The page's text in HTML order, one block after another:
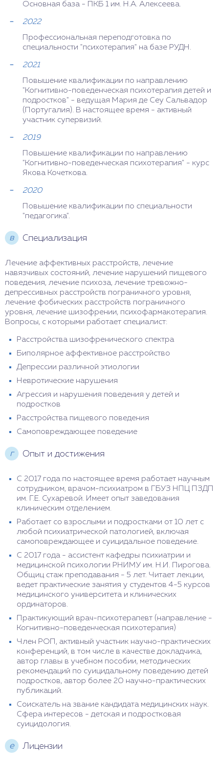
Основная база - ПКБ 1 им. Н.А. Алексеева.
2022
Профессиональная переподготовка по
специальности "психотерапия" на базе РУДН.
2021
Повышение квалификации по направлению
"Когнитивно-поведенческая психотерапия детей и
подростков" - ведущая Мария де Сеу Сальвадор
(Португалия). В настоящее время - активный
участник супервизий.
2019
Повышение квалификации по направлению
"Когнитивно-поведенческая психотерапия" - курс
Якова Кочеткова.
2020
Повышение квалификации по специальности
"педагогика".
в Специализация
Лечение аффективных расстройств, лечение
навязчивых состояний, лечение нарушений пищевого
поведения, лечение психоза, лечение тревожно-
депрессивных расстройств пограничного уровня,
лечение фобических расстройств пограничного
уровня, лечение шизофрении, психофармакотерапия.
Вопросы, с которыми работает специалист:
Расстройства шизофренического спектра
Биполярное аффективное расстройство
Депрессии различной этиологии
Невротические нарушения
Агрессия и нарушения поведения у детей и
подростков
Расстройства пищевого поведения
Самоповреждающее поведение
г Опыт и достижения
С 2017 года по настоящее время работает научным
сотрудником, врачом-психиатром в ГБУЗ НПЦ ПЗДП
им. Г.Е. Сухаревой. Имеет опыт заведования
клиническим отделением.
Работает со взрослыми и подростками от 10 лет с
любой психиатрической патологией, включая
самоповреждающее и суицидальное поведение.
С 2017 года - ассистент кафедры психиатрии и
медицинской психологии РНИМУ им. Н.И. Пирогова.
Общиц стаж преподавания - 5 лет. Читает лекции,
ведет практические занятия у студентов 4-5 курсов
медицинского университета и клинических
ординаторов.
Практикующий врач-психотерапевт (направление -
Когнитивно-поведенческая психотерапия)
Член РОП, активный участник научно-практических
конференций, в том числе в качестве докладчика,
автор главы в учебном пособии, методических
рекомендаций по суицидальному поведению детей
подростков, автор более 20 научно-практических
публикаций.
Соискатель на звание кандидата медицинских наук.
Сфера интересов - детская и подростковая
суицидология.
е Лицензии